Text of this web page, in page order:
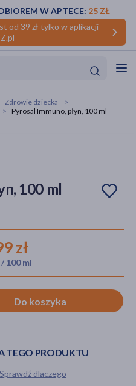
od 39 zł tylko w aplikacji
W APTECE: 25 ZŁ
Zdrowie dziecka
Pyrosal Immuno, płyn, 100 ml
100 ml
zł
/ 100 ml
Do koszyka
TEGO PRODUKTU
Sprawdź dlaczego